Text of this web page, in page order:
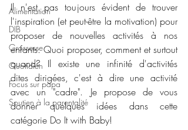
Alimentation
DIB
Grossesse
Quotidien
Focus sur papa
Soutien à la parentalité
Il n'est pas toujours évident de trouver
l'inspiration (et peut-être la motivation) pour
proposer de nouvelles activités à nos
enfants. Quoi proposer, comment et surtout
quand? Il existe une infinité d'activités
dites dirigées, c'est à dire une activité
avec un "cadre". Je propose de vous
donner quelques idées dans cette
catégorie Do It with Baby!